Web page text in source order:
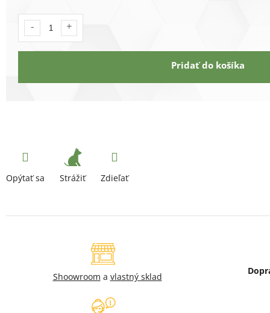
Pridať do košíka
Opýtať sa Strážiť Zdieľať
Shoowroom a vlastný sklad